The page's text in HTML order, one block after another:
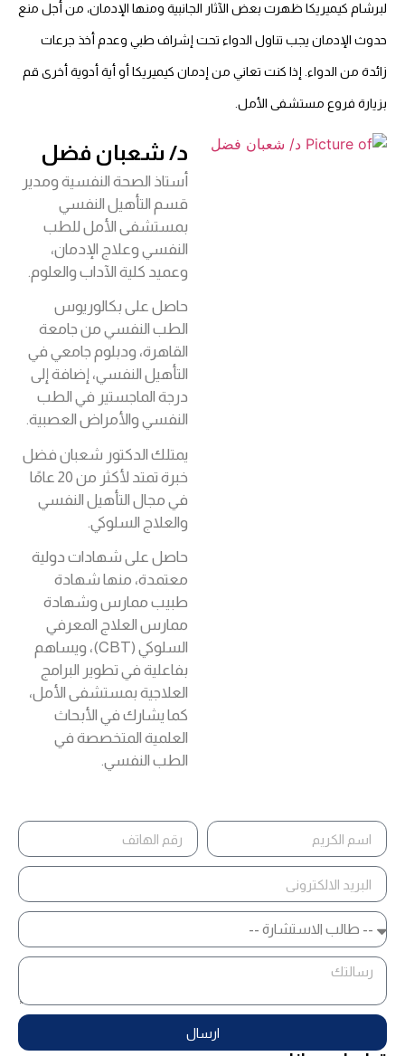
لبرشام كيميريكا ظهرت بعض الآثار الجانبية ومنها الإدمان، من أجل منع
حدوث الإدمان يجب تناول الدواء تحت إشراف طبي وعدم أخذ جرعات
زائدة من الدواء. إذا كنت تعاني من إدمان كيميريكا أو أية أدوية أخرى قم
بزيارة فروع مستشفى الأمل.
د/ شعبان فضل
أستاذ الصحة النفسية ومدير
قسم التأهيل النفسي
بمستشفى الأمل للطب
النفسي وعلاج الإدمان،
وعميد كلية الآداب والعلوم.
حاصل على بكالوريوس
الطب النفسي من جامعة
القاهرة، ودبلوم جامعي في
التأهيل النفسي، إضافة إلى
درجة الماجستير في الطب
النفسي والأمراض العصبية.
يمتلك الدكتور شعبان فضل
خبرة تمتد لأكثر من 20 عامًا
في مجال التأهيل النفسي
والعلاج السلوكي.
حاصل على شهادات دولية
معتمدة، منها شهادة
طبيب ممارس وشهادة
ممارس العلاج المعرفي
السلوكي (CBT)، ويساهم
بفاعلية في تطوير البرامج
العلاجية بمستشفى الأمل،
كما يشارك في الأبحاث
العلمية المتخصصة في
الطب النفسي.
ارسال